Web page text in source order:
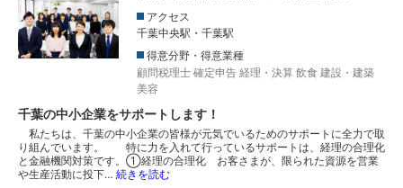
アクセス
千葉中央駅・千葉駅
得意分野・得意業種
顧問税理士 確定申告 経理・決算 飲食 建設・建築
美容
千葉の中小企業をサポートします！
私たちは、千葉の中小企業の皆様が元気でいるためのサポートに全力で取
り組んでいます。 特に力を入れて行っているサポートは、経理の合理化
と金融機関対策です。①経理の合理化 お客さまが、限られた資源を営業
や生産活動に投下… 続きを読む